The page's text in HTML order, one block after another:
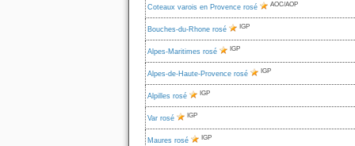
Coteaux varois en Provence rosé AOC/AOP
Bouches-du-Rhone rosé IGP
Alpes-Maritimes rosé IGP
Alpes-de-Haute-Provence rosé IGP
Alpilles rosé IGP
Var rosé IGP
Maures rosé IGP